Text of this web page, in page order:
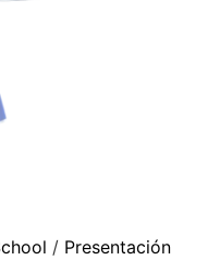
/ Presentación